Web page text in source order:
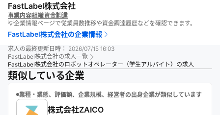
FastLabel株式会社
事業内容組織資金調達
💡企業情報ページで従業員数推移や資金調達履歴などを確認できます。
FastLabel株式会社の企業情報
求人の最終更新日時： 2026/07/15 16:03
FastLabel株式会社の求人一覧
FastLabel株式会社のロボットオペレーター（学生アルバイト）の求人
類似している企業
業種・業態、評価額、企業規模、経営者の出身企業が類似しています
株式会社ZAICO